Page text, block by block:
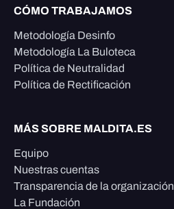
CÓMO TRABAJAMOS
Metodología Desinfo
Metodología La Buloteca
Política de Neutralidad
Política de Rectificación
MÁS SOBRE MALDITA.ES
Equipo
Nuestras cuentas
Transparencia de la organización
La Fundación